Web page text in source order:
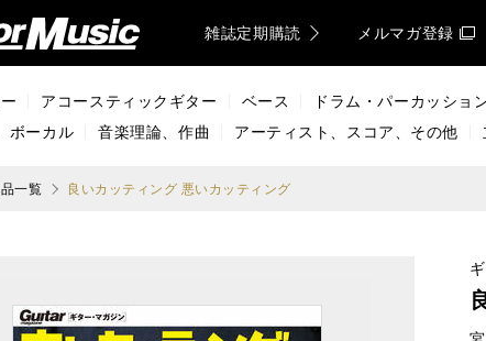
Music) 雑誌定期購読 メルマガ登録
アコースティックギター ベース ドラム・パーカッショ
ボーカル
音楽理論、作曲 アーティスト、スコア、その他
一覧 良いカッティング 悪いカッティング